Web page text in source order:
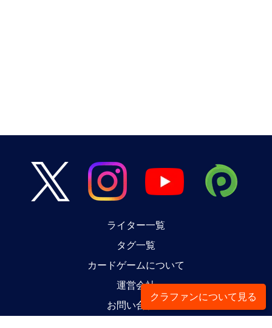
ライター一覧
タグ一覧
カードゲームについて
運営会社
お問い合わせ
クラファンについて見る